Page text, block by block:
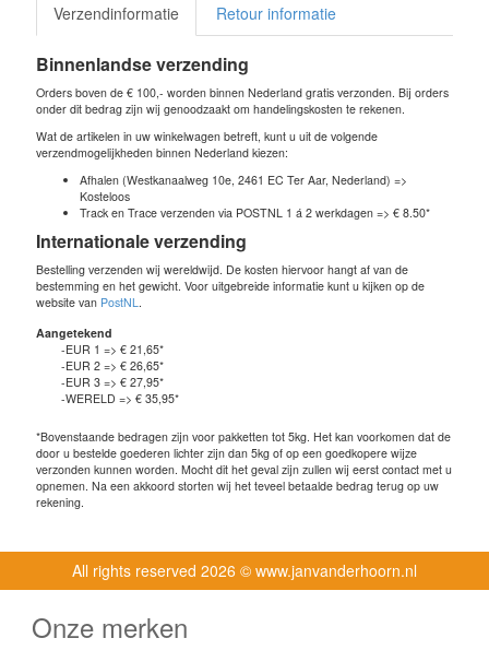
Verzendinformatie Retour informatie
Binnenlandse verzending
Orders boven de € 100,- worden binnen Nederland gratis verzonden. Bij orders
onder dit bedrag zijn wij genoodzaakt om handelingskosten te rekenen.
Wat de artikelen in uw winkelwagen betreft, kunt u uit de volgende
verzendmogelijkheden binnen Nederland kiezen:
Afhalen (Westkanaalweg 10e, 2461 EC Ter Aar, Nederland) =>
Kosteloos
Track en Trace verzenden via POSTNL 1 á 2 werkdagen => € 8.50*
Internationale verzending
Bestelling verzenden wij wereldwijd. De kosten hiervoor hangt af van de
bestemming en het gewicht. Voor uitgebreide informatie kunt u kijken op de
website van PostNL
Aangetekend
-EUR 1 => € 21,65*
-EUR 2 => € 26,65*
-EUR 3 => € 27,95*
-WERELD => € 35,95*
*Bovenstaande bedragen zijn voor pakketten tot 5kg. Het kan voorkomen dat de
door u bestelde goederen lichter zijn dan 5kg of op een goedkopere wijze
verzonden kunnen worden. Mocht dit het geval zijn zullen wij eerst contact met u
opnemen. Na een akkoord storten wij het teveel betaalde bedrag terug op uw
rekening.
All rights reserved 2026 © www.janvanderhoorn.nl
Onze merken